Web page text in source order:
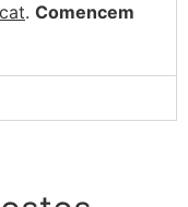
. Comencem